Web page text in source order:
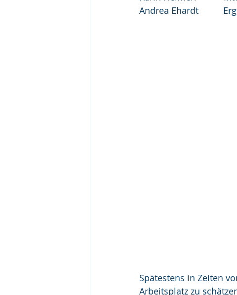
Andrea Ehardt
Spätestens in Zeiten
Arbeitsplatz zu